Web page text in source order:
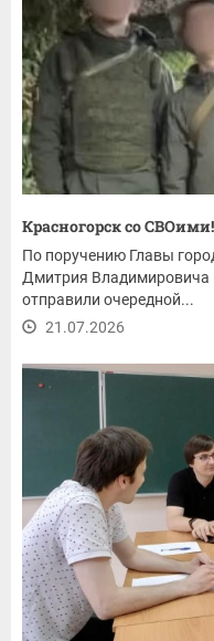
Красногорск со СВОими!
По поручению Главы
Дмитрия Владимировича
отправили очередной...
21.07.2026